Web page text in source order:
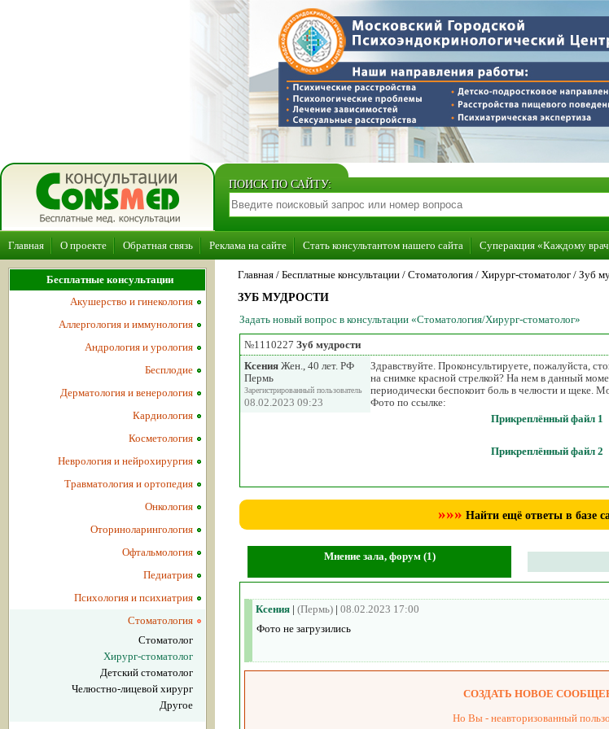
ПОИСК ПО САЙТУ:
Главная О проекте Обратная связь Реклама на сайте Стать консультантом нашего сайта Суперакция «Каждому
Главная / Бесплатные консультации / Стоматология / Хирург-стоматолог / Зуб
ЗУБ МУДРОСТИ
Задать новый вопрос в консультации «Стоматология/Хирург-стоматолог»
№1110227 Зуб мудрости
Ксения Жен., 40 лет. РФ
Пермь
Зарегистрированный пользователь
08.02.2023 09:23
Здравствуйте. Проконсультируете, пожалуйста,
на снимке красной стрелкой? На нем в данный
периодически беспокоит боль в челюсти и щеке.
Фото по ссылке:
Прикреплённый файл 1
Прикреплённый файл 2
»»» Найти ещё ответы в базе
Мнение зала, форум (1)
Ксения | (Пермь) | 08.02.2023 17:00
Фото не загрузились
СОЗДАТЬ НОВОЕ
Но Вы - неавторизованный
Бесплатные консультации
Акушерство и гинекология
Аллергология и иммунология
Андрология и урология
Бесплодие
Дерматология и венерология
Кардиология
Косметология
Неврология и нейрохирургия
Травматология и ортопедия
Онкология
Оториноларингология
Офтальмология
Педиатрия
Психология и психиатрия
Стоматология
Стоматолог
Хирург-стоматолог
Детский стоматолог
Челюстно-лицевой хирург
Другое